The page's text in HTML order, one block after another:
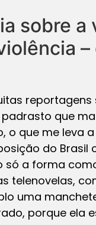
sobre
–
que
o que me leva
do Brasil
só a forma
telenovelas,
uma
porque ela